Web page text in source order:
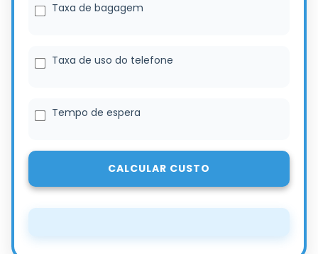
Taxa de bagagem
Taxa de uso do telefone
Tempo de espera
CALCULAR CUSTO